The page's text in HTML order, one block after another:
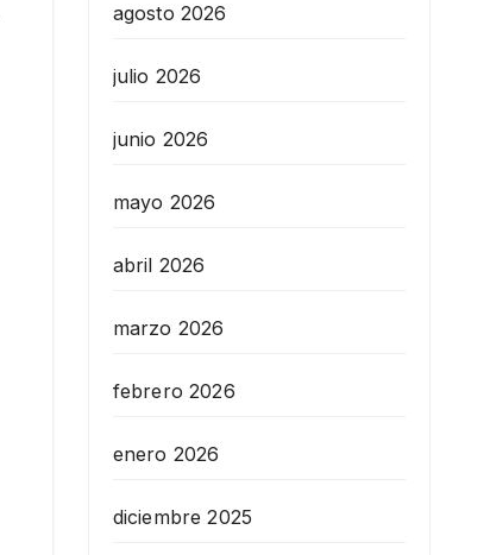
agosto 2026
julio 2026
junio 2026
mayo 2026
abril 2026
marzo 2026
febrero 2026
enero 2026
diciembre 2025